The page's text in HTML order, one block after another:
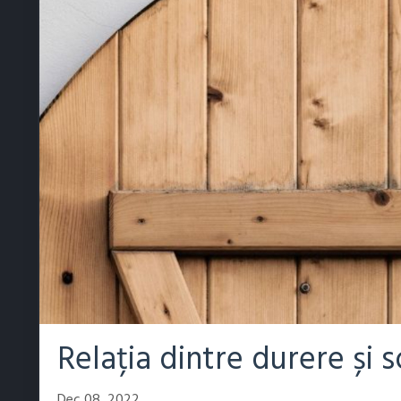
Relația dintre durere și